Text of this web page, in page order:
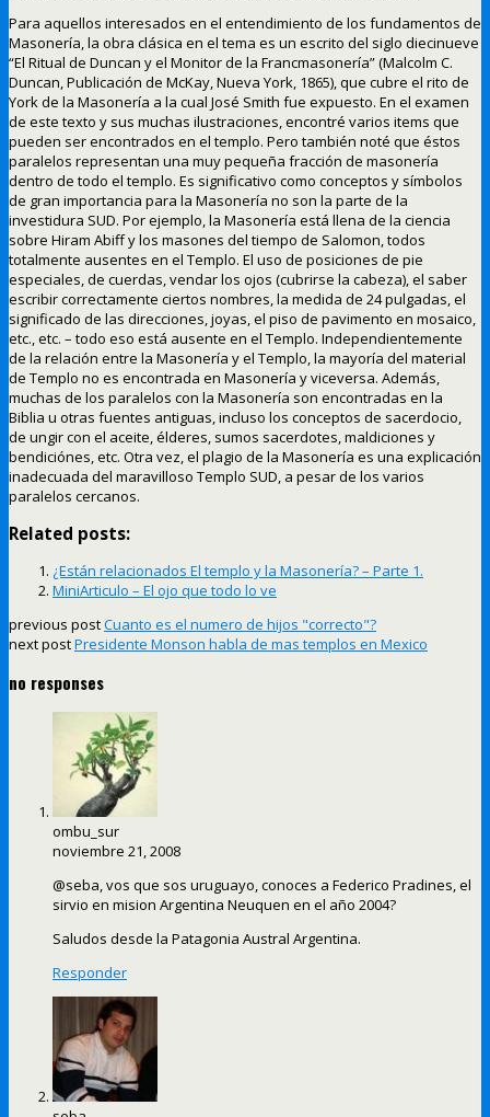
Para aquellos interesados en el entendimiento de los fundamentos de
Masonería, la obra clásica en el tema es un escrito del siglo diecinueve
“El Ritual de Duncan y el Monitor de la Francmasonería” (Malcolm C.
Duncan, Publicación de McKay, Nueva York, 1865), que cubre el rito de
York de la Masonería a la cual José Smith fue expuesto. En el examen
de este texto y sus muchas ilustraciones, encontré varios items que
pueden ser encontrados en el templo. Pero también noté que éstos
paralelos representan una muy pequeña fracción de masonería
dentro de todo el templo. Es significativo como conceptos y símbolos
de gran importancia para la Masonería no son la parte de la
investidura SUD. Por ejemplo, la Masonería está llena de la ciencia
sobre Hiram Abiff y los masones del tiempo de Salomon, todos
totalmente ausentes en el Templo. El uso de posiciones de pie
especiales, de cuerdas, vendar los ojos (cubrirse la cabeza), el saber
escribir correctamente ciertos nombres, la medida de 24 pulgadas, el
significado de las direcciones, joyas, el piso de pavimento en mosaico,
etc., etc. – todo eso está ausente en el Templo. Independientemente
de la relación entre la Masonería y el Templo, la mayoría del material
de Templo no es encontrada en Masonería y viceversa. Además,
muchas de los paralelos con la Masonería son encontradas en la
Biblia u otras fuentes antiguas, incluso los conceptos de sacerdocio,
de ungir con el aceite, élderes, sumos sacerdotes, maldiciones y
bendiciónes, etc. Otra vez, el plagio de la Masonería es una explicación
inadecuada del maravilloso Templo SUD, a pesar de los varios
paralelos cercanos.
Related posts:
¿Están relacionados El templo y la Masonería? – Parte 1.
MiniArticulo – El ojo que todo lo ve
previous postCuanto es el numero de hijos "correcto"?
next postPresidente Monson habla de mas templos en Mexico
no responses
ombu_sur
noviembre 21, 2008
@seba, vos que sos uruguayo, conoces a Federico Pradines, el
sirvio en mision Argentina Neuquen en el año 2004?
Saludos desde la Patagonia Austral Argentina.
Responder